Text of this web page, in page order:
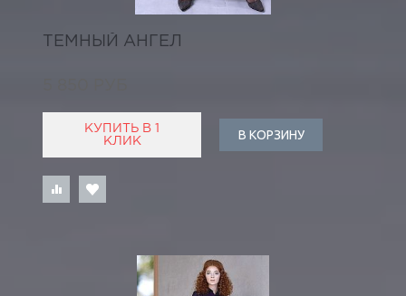
ТЕМНЫЙ АНГЕЛ
КУПИТЬ В 1
КЛИК
В КОРЗИНУ